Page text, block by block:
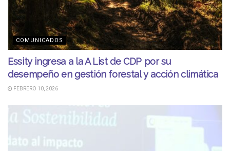
COMUNICADOS
Essity ingresa a la A List de CDP por su
desempeño en gestión forestal y acción climática
FEBRERO 10, 2026